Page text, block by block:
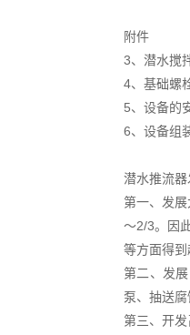
附件
3、潜水搅
4、基础螺
5、设备的
6、设备组
潜水推流
第一、发
～2/3。因
等方面得
第二、发
泵、抽送
第三、开